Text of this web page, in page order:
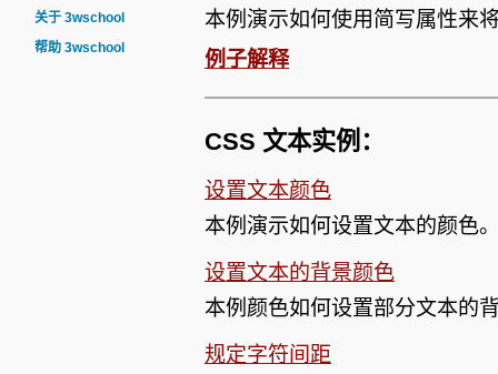
关于 3wschool
帮助 3wschool
本例演示如何使用简写属性来
例子解释
CSS 文本实例：
设置文本颜色
本例演示如何设置文本的颜色
设置文本的背景颜色
本例颜色如何设置部分文本的
规定字符间距